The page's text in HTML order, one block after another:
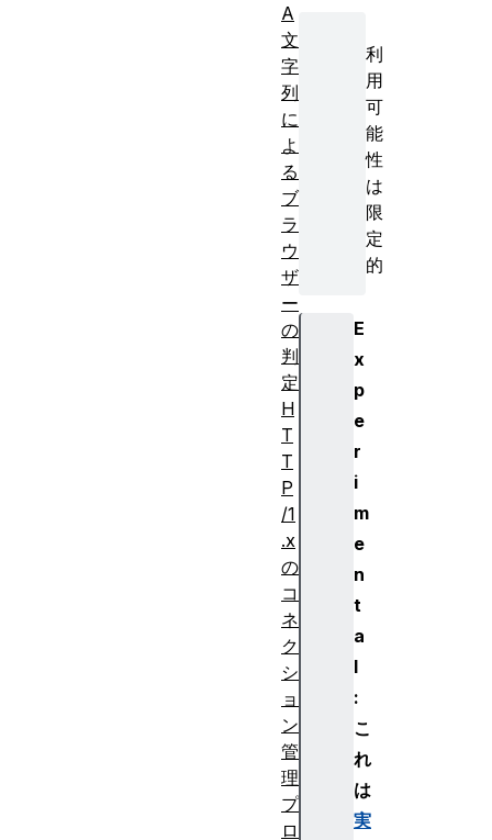
利
用
可
能
性
は
限
定
的
E
x
p
e
r
i
m
e
n
t
a
l
:
こ
れ
は
実
A
文
字
列
に
よ
る
ブ
ラ
ウ
ザ
ー
の
判
定
H
T
T
P
/1
.x
の
コ
ネ
ク
シ
ョ
ン
管
理
プ
ロ